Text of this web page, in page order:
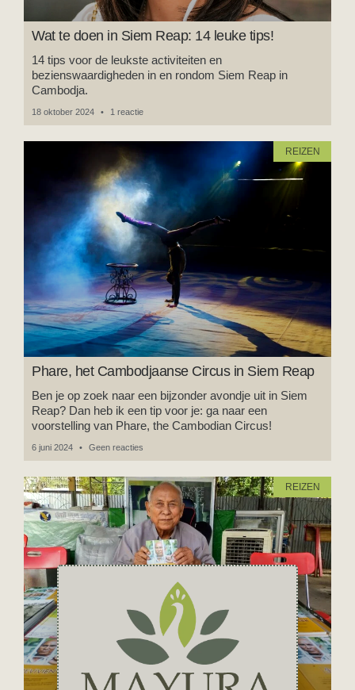
Wat te doen in Siem Reap: 14 leuke tips!
14 tips voor de leukste activiteiten en
bezienswaardigheden in en rondom Siem Reap in
Cambodja.
18 oktober 2024 1 reactie
REIZEN
Phare, het Cambodjaanse Circus in Siem Reap
Ben je op zoek naar een bijzonder avondje uit in Siem
Reap? Dan heb ik een tip voor je: ga naar een
voorstelling van Phare, the Cambodian Circus!
6 juni 2024 Geen reacties
REIZEN